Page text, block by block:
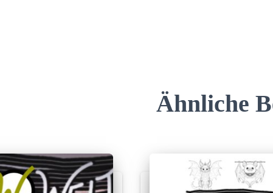
Ähnliche